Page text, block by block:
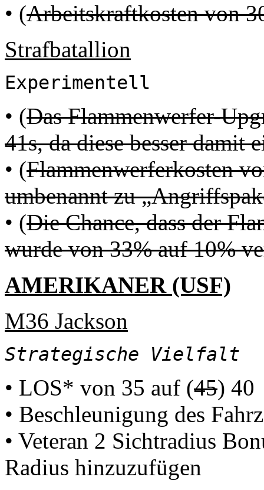
• (Arbeitskraftkosten von
Strafbatallion
Experimentell
• (Das Flammenwerfer-
41s, da diese besser damit
• (Flammenwerferkosten
umbenannt zu
• (Die Chance, dass der
wurde von 33% auf 10%
AMERIKANER (USF)
M36 Jackson
Strategische Vielfalt
• LOS* von 35 auf (45) 40
• Beschleunigung des
• Veteran 2 Sichtradius
Radius hinzuzufügen